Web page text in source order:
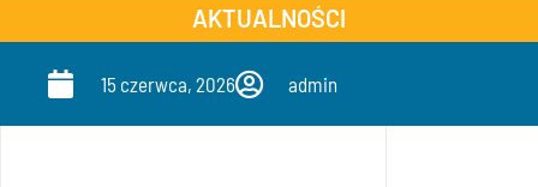
AKTUALNOŚCI
15 czerwca, 2026 admin